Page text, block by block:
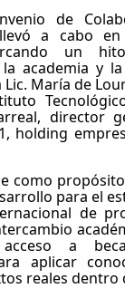
de
a cabo
un
academia y
María de
director
holding
como
para el
de
a
aplicar
reales dentro